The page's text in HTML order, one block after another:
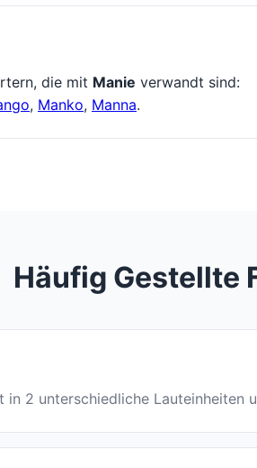
die mit Manie verwandt sind:
, Manko, Manna.
Häufig Gestellte
in 2 unterschiedliche